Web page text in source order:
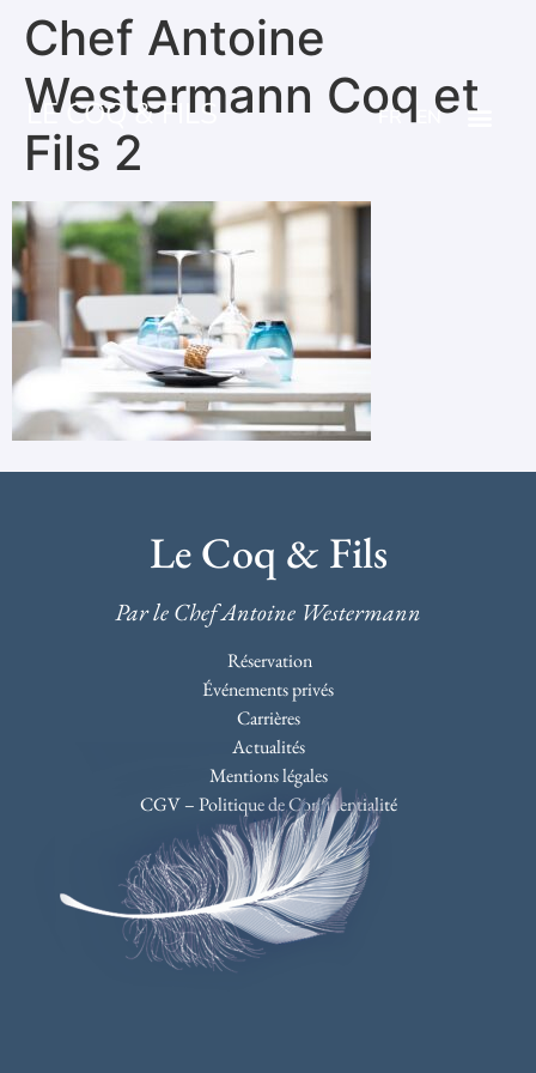
LE COQ & FILS FR EN
Chef Antoine
Westermann Coq et
Fils 2
Le Coq & Fils
Par le Chef Antoine Westermann
Réservation
Événements privés
Carrières
Actualités
Mentions légales
CGV – Politique de Confidentialité